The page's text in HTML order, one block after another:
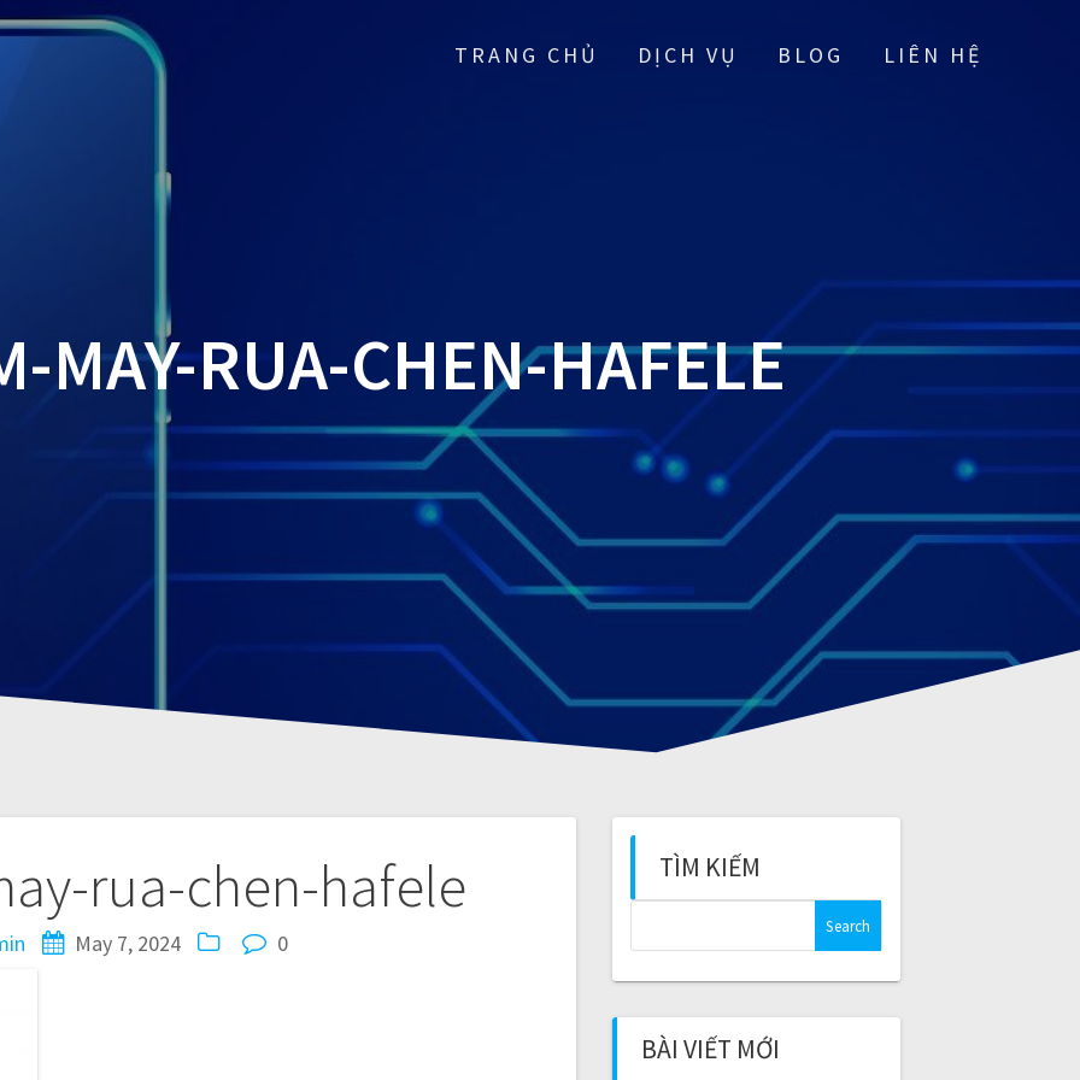
TRANG CHỦ DỊCH VỤ BLOG LIÊN HỆ
MAY-RUA-CHEN-HAFELE
rua-chen-hafele
May 7, 2024 0
TÌM KIẾM
c
BÀI VIẾT MỚI